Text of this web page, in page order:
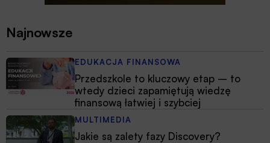
Najnowsze
EDUKACJA FINANSOWA
Przedszkole to kluczowy etap – to
wtedy dzieci zapamiętują wiedzę
finansową łatwiej i szybciej
MULTIMEDIA
Jakie są zalety fazy Discovery?